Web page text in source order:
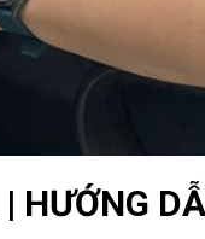
HƯỚNG